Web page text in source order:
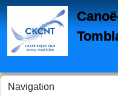
Panneau de gestion des